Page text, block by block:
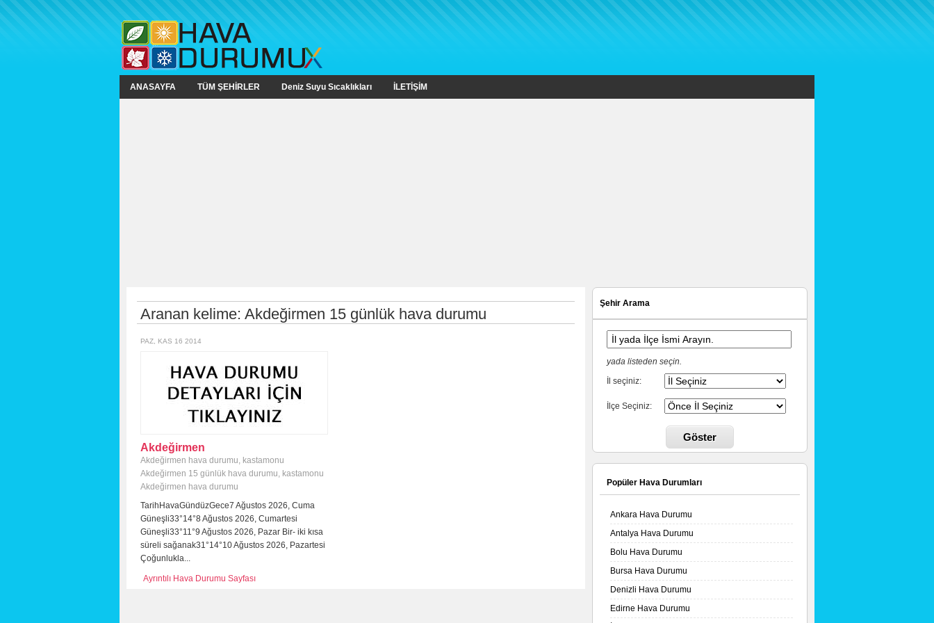
ANASAYFA TÜM ŞEHİRLER Deniz Suyu Sıcaklıkları İLETİŞİM
Aranan kelime: Akdeğirmen 15 günlük hava durumu
PAZ, KAS 16 2014
Akdeğirmen
Akdeğirmen hava durumu, kastamonu
Akdeğirmen 15 günlük hava durumu, kastamonu
Akdeğirmen hava durumu
TarihHavaGündüzGece7 Ağustos 2026, Cuma
Güneşli33°14°8 Ağustos 2026, Cumartesi
Güneşli33°11°9 Ağustos 2026, Pazar Bir- iki kısa
süreli sağanak31°14°10 Ağustos 2026, Pazartesi
Çoğunlukla...
Ayrıntılı Hava Durumu Sayfası
Şehir Arama
yada listeden seçin.
İl seçiniz:
İlçe Seçiniz:
Göster
Popüler Hava Durumları
Ankara Hava Durumu
Antalya Hava Durumu
Bolu Hava Durumu
Bursa Hava Durumu
Denizli Hava Durumu
Edirne Hava Durumu